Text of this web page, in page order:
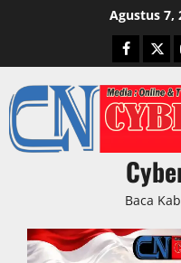
Agustus 7,
Baca